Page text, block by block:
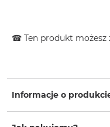
☎ Ten produkt możesz
Informacje o